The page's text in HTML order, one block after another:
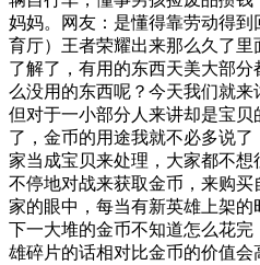
妈妈。网友：是懂得靠劳动得
育厅）王者荣耀出来那么久了
了解了，有用的东西天美大部
么没用的东西呢？今天我们就来
但对于一小部分人来讲却是宝
了，金币的用途我就不必多说
家当成宝贝来处理，大家都不
不停地对战来获取金币，来购
家的眼中，每当有新英雄上架
下一大堆的金币不知道怎么花
雄碎片的话相对比金币的价值